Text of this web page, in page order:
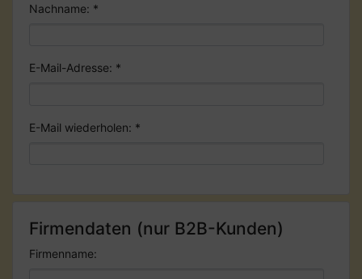
Nachname: *
E-Mail-Adresse: *
E-Mail wiederholen: *
Firmendaten (nur B2B-Kunden)
Firmenname: